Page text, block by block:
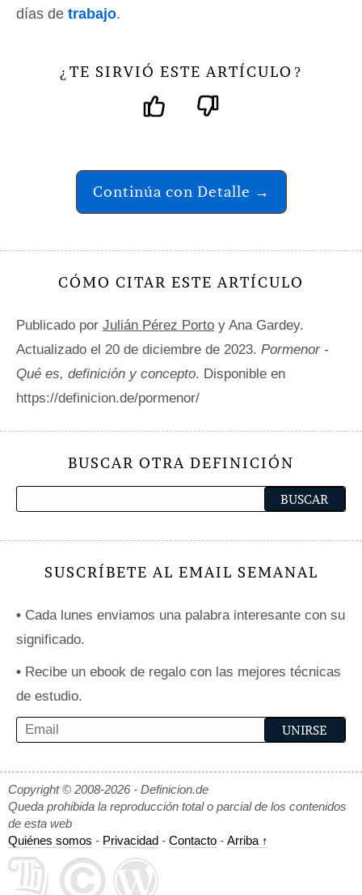
días de trabajo.
¿ TE SIRVIÓ ESTE ARTÍCULO ?
Continúa con Detalle →
CÓMO CITAR ESTE ARTÍCULO
Publicado por Julián Pérez Porto y Ana Gardey.
Actualizado el 20 de diciembre de 2023. Pormenor -
Qué es, definición y concepto. Disponible en
https://definicion.de/pormenor/
BUSCAR OTRA DEFINICIÓN
SUSCRÍBETE AL EMAIL SEMANAL
• Cada lunes enviamos una palabra interesante con su
significado.
• Recibe un ebook de regalo con las mejores técnicas
de estudio.
Copyright © 2008-2026 - Definicion.de
Queda prohibida la reproducción total o parcial de los contenidos
de esta web
Quiénes somos - Privacidad - Contacto - Arriba ↑